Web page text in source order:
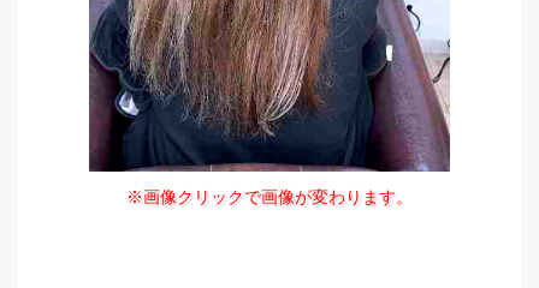
※画像クリックで画像が変わります。